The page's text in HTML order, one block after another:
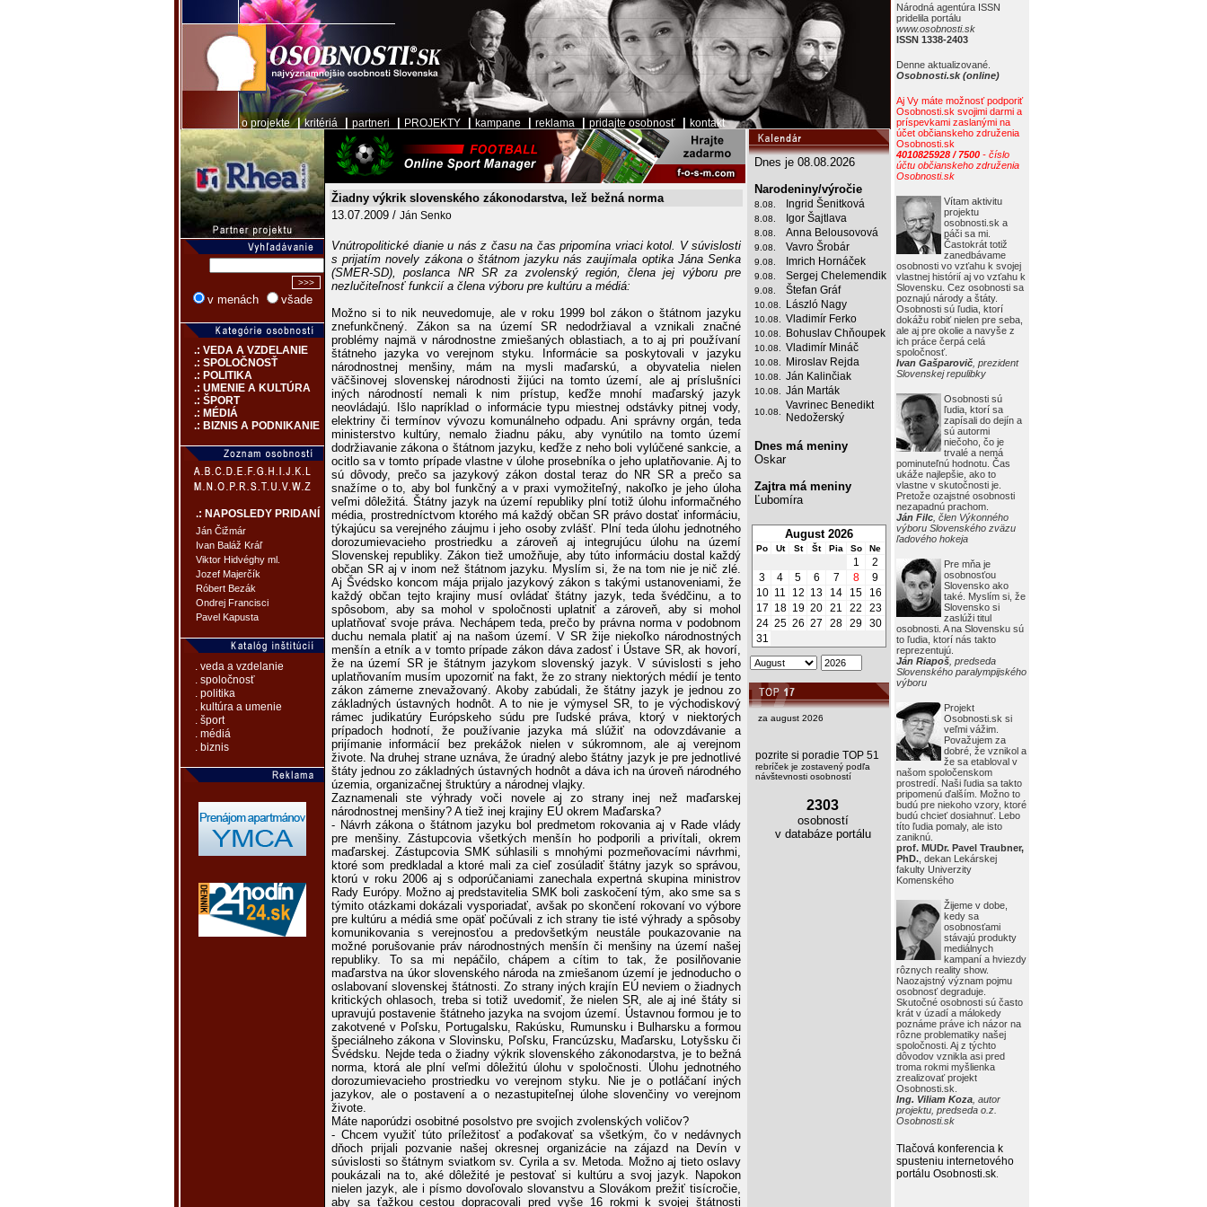
o projekte|kritériá partneri PROJEKTY kampane reklama pridajte osobnosť kontakt
Národná agentúra ISSN
pridelila portálu
www.osobnosti.sk
ISSN 1338-2403
Denne aktualizované.
Osobnosti.sk (online)
Aj Vy máte možnosť podporiť
Osobnosti.sk svojimi darmi a
príspevkami zaslanými na
účet občianskeho združenia
Osobnosti.sk
4010825928 / 7500 - číslo
účtu občianskeho združenia
Osobnosti.sk
Vítam aktivitu
projektu
osobnosti.sk a
páči sa mi.
Častokrát totiž
zanedbávame
osobnosti vo vzťahu k svojej
vlastnej histórií aj vo vzťahu k
Slovensku. Cez osobnosti sa
poznajú národy a štáty.
Osobnosti sú ľudia, ktorí
dokážu robiť nielen pre seba,
ale aj pre okolie a navyše z
ich práce čerpá celá
spoločnosť.
Ivan Gašparovič , prezident
Slovenskej repulibky
Osobnosti sú
ľudia, ktorí sa
zapísali do dejín a
sú autormi
niečoho, čo je
trvalé a nemá
pominuteľnú hodnotu. Čas
ukáže najlepšie, ako to
vlastne v skutočnosti je.
Pretože ozajstné osobnosti
nezapadnú prachom.
Ján Filc , člen Výkonného
výboru Slovenského zväzu
ľadového hokeja
Pre mňa je
osobnosťou
Slovensko ako
také. Myslím si, že
Slovensko si
zaslúži titul
osobnosti. A na Slovensku sú
to ľudia, ktorí nás takto
reprezentujú.
Ján Riapoš , predseda
Slovenského paralympijského
výboru
Projekt
Osobnosti.sk si
veľmi vážim.
Považujem za
dobré, že vznikol a
že sa etabloval v
našom spoločenskom
prostredí. Naši ľudia sa takto
pripomenú ďalším. Možno to
budú pre niekoho vzory, ktoré
budú chcieť dosiahnuť. Lebo
títo ľudia pomaly, ale isto
zaniknú.
prof. MUDr. Pavel Traubner,
PhD. , dekan Lekárskej
fakulty Univerzity
Komenského
Žijeme v dobe,
kedy sa
osobnosťami
stávajú produkty
mediálnych
kampaní a hviezdy
rôznych reality show.
Naozajstný význam pojmu
osobnosť degraduje.
Skutočné osobnosti sú často
krát v úzadí a málokedy
poznáme práve ich názor na
rôzne problematiky našej
spoločnosti. Aj z týchto
dôvodov vznikla asi pred
troma rokmi myšlienka
zrealizovať projekt
Osobnosti.sk.
Ing. Viliam Koza , autor
projektu, predseda o.z.
Osobnosti.sk
Tlačová konferencia k
spusteniu internetového
portálu Osobnosti.sk
v menách všade
.: VEDA A VZDELANIE
.: SPOLOČNOSŤ
.: POLITIKA
.: UMENIE A KULTÚRA
.: ŠPORT
.: MÉDIÁ
.: BIZNIS A PODNIKANIE
.: NAPOSLEDY PRIDANÍ
Ján Čižmár
Ivan Baláž Kráľ
Viktor Hidvéghy ml.
Jozef Majerčík
Róbert Bezák
Ondrej Francisci
Pavel Kapusta
. veda a vzdelanie
. spoločnosť
. politika
. kultúra a umenie
. šport
. médiá
. biznis
Žiadny výkrik slovenského zákonodarstva, lež bežná norma
13.07.2009 / Ján Senko
Vnútropolitické dianie u nás z času na čas pripomína vriaci kotol. V súvislosti
s prijatím novely zákona o štátnom jazyku nás zaujímala optika Jána Senka
(SMER-SD), poslanca NR SR za zvolenský región, člena jej výboru pre
nezlučiteľnosť funkcií a člena výboru pre kultúru a médiá:
Možno si to nik neuvedomuje, ale v roku 1999 bol zákon o štátnom jazyku
znefunkčnený. Zákon sa na území SR nedodržiaval a vznikali značné
problémy najmä v národnostne zmiešaných oblastiach, a to aj pri používaní
štátneho jazyka vo verejnom styku. Informácie sa poskytovali v jazyku
národnostnej menšiny, mám na mysli maďarskú, a obyvatelia nielen
väčšinovej slovenskej národnosti žijúci na tomto území, ale aj príslušníci
iných národností nemali k nim prístup, keďže mnohí maďarský jazyk
neovládajú. Išlo napríklad o informácie typu miestnej odstávky pitnej vody,
elektriny či termínov vývozu komunálneho odpadu. Ani správny orgán, teda
ministerstvo kultúry, nemalo žiadnu páku, aby vynútilo na tomto území
dodržiavanie zákona o štátnom jazyku, keďže z neho boli vylúčené sankcie, a
ocitlo sa v tomto prípade vlastne v úlohe prosebníka o jeho uplatňovanie. Aj to
sú dôvody, prečo sa jazykový zákon dostal teraz do NR SR a prečo sa
snažíme o to, aby bol funkčný a v praxi vymožiteľný, nakoľko je jeho úloha
veľmi dôležitá. Štátny jazyk na území republiky plní totiž úlohu informačného
média, prostredníctvom ktorého má každý občan SR právo dostať informáciu,
týkajúcu sa verejného záujmu i jeho osoby zvlášť. Plní teda úlohu jednotného
dorozumievacieho prostriedku a zároveň aj integrujúcu úlohu na území
Slovenskej republiky. Zákon tiež umožňuje, aby túto informáciu dostal každý
občan SR aj v inom než štátnom jazyku. Myslím si, že na tom nie je nič zlé.
Aj Švédsko koncom mája prijalo jazykový zákon s takými ustanoveniami, že
každý občan tejto krajiny musí ovládať štátny jazyk, teda švédčinu, a to
spôsobom, aby sa mohol v spoločnosti uplatniť a zároveň, aby si mohol
uplatňovať svoje práva. Nechápem teda, prečo by právna norma v podobnom
duchu nemala platiť aj na našom území. V SR žije niekoľko národnostných
menšín a etník a v tomto prípade zákon dáva zadosť i Ústave SR, ak hovorí,
že na území SR je štátnym jazykom slovenský jazyk. V súvislosti s jeho
uplatňovaním musím upozorniť na fakt, že zo strany niektorých médií je tento
zákon zámerne znevažovaný. Akoby zabúdali, že štátny jazyk je jednou zo
základných ústavných hodnôt. A to nie je výmysel SR, to je východiskový
rámec judikatúry Európskeho súdu pre ľudské práva, ktorý v niektorých
prípadoch hodnotí, že používanie jazyka má slúžiť na odovzdávanie a
prijímanie informácií bez prekážok nielen v súkromnom, ale aj verejnom
živote. Na druhej strane uznáva, že úradný alebo štátny jazyk je pre jednotlivé
štáty jednou zo základných ústavných hodnôt a dáva ich na úroveň národného
územia, organizačnej štruktúry a národnej vlajky.
Zaznamenali ste výhrady voči novele aj zo strany inej než maďarskej
národnostnej menšiny? A tiež inej krajiny EÚ okrem Maďarska?
- Návrh zákona o štátnom jazyku bol predmetom rokovania aj v Rade vlády
pre menšiny. Zástupcovia všetkých menšín ho podporili a privítali, okrem
maďarskej. Zástupcovia SMK súhlasili s mnohými pozmeňovacími návrhmi,
ktoré som predkladal a ktoré mali za cieľ zosúladiť štátny jazyk so správou,
ktorú v roku 2006 aj s odporúčaniami zanechala expertná skupina ministrov
Rady Európy. Možno aj predstavitelia SMK boli zaskočení tým, ako sme sa s
týmito otázkami dokázali vysporiadať, avšak po skončení rokovaní vo výbore
pre kultúru a médiá sme opäť počúvali z ich strany tie isté výhrady a spôsoby
komunikovania s verejnosťou a predovšetkým neustále poukazovanie na
možné porušovanie práv národnostných menšín či menšiny na území našej
republiky. To sa mi nepáčilo, chápem a cítim to tak, že posilňovanie
maďarstva na úkor slovenského národa na zmiešanom území je jednoducho o
oslabovaní slovenskej štátnosti. Zo strany iných krajín EÚ neviem o žiadnych
kritických ohlasoch, treba si totiž uvedomiť, že nielen SR, ale aj iné štáty si
upravujú postavenie štátneho jazyka na svojom území. Ústavnou formou je to
zakotvené v Poľsku, Portugalsku, Rakúsku, Rumunsku i Bulharsku a formou
špeciálneho zákona v Slovinsku, Poľsku, Francúzsku, Maďarsku, Lotyšsku či
Švédsku. Nejde teda o žiadny výkrik slovenského zákonodarstva, je to bežná
norma, ktorá ale plní veľmi dôležitú úlohu v spoločnosti. Úlohu jednotného
dorozumievacieho prostriedku vo verejnom styku. Nie je o potláčaní iných
jazykov, ale o postavení a o nezastupiteľnej úlohe slovenčiny vo verejnom
živote.
Máte naporúdzi osobitné posolstvo pre svojich zvolenských voličov?
- Chcem využiť túto príležitosť a poďakovať sa všetkým, čo v nedávnych
dňoch prijali pozvanie našej okresnej organizácie na zájazd na Devín v
súvislosti so štátnym sviatkom sv. Cyrila a sv. Metoda. Možno aj tieto oslavy
poukázali na to, aké dôležité je pestovať si kultúru a svoj jazyk. Napokon
nielen jazyk, ale i písmo dovoľovalo slovanstvu a Slovákom prežiť tisícročie,
aby sa ťažkou cestou dopracovali pred vyše 16 rokmi k svojej štátnosti
Dnes je 08.08.2026
Narodeniny/výročie
8.08. Ingrid Šenitková
8.08. Igor Šajtlava
8.08. Anna Belousovová
9.08. Vavro Šrobár
9.08. Imrich Hornáček
9.08. Sergej Chelemendik
9.08. Štefan Gráf
10.08. László Nagy
10.08. Vladimír Ferko
10.08. Bohuslav Chňoupek
10.08. Vladimír Mináč
10.08. Miroslav Rejda
10.08. Ján Kalinčiak
10.08. Ján Marták
10.08.
Vavrinec Benedikt
Nedožerský
Dnes má meniny
Oskar
Zajtra má meniny
Ľubomíra
August 2026
Po Ut St Št Pia So Ne
1
2
3
4 5 6 7 8
9
10 11 12 13 14 15
16
17 18 19 20 21 22
23
24 25 26 27 28 29 30
31
za august 2026
pozrite si poradie TOP 51
rebríček je zostavený podľa
návštevnosti osobností
2303
osobností
v databáze portálu